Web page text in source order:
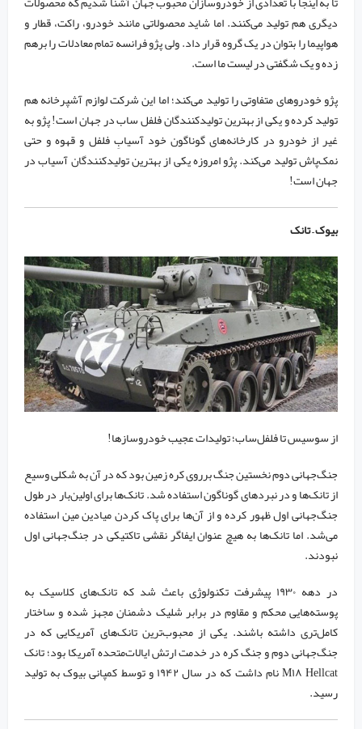
دیگری هم تولید می‌کنند. اما شاید محصولاتی مانند خودرو، راکت، قطار و
هواپیما را بتوان در یک گروه قرار داد. ولی پژو فرانسه تمام معادلات را برهم
زده و یک شگفتی در لیست ما است.
پژو خودرو‌های متفاوتی را تولید می‌کند؛ اما این شرکت لوازم آشپرخانه هم
تولید کرده و یکی از بهترین تولیدکنندگان فلفل ساب در جهان است! پژو به
غیر از خودرو در کارخانه‌های گوناگون خود آسیابِ فلفل و قهوه و حتی
نمک‌پاش تولید می‌کند. پژو امروزه یکی از بهترین تولیدکنندگان آسیاب در
جهان است!
بیوک – تانک
از سوسیس تا فلفل‌ساب؛ تولیدات عجیب خودروسازها!
جنگ‌جهانی دوم نخستین جنگ برروی کره زمین بود که در آن به شکلی وسیع
از تانک‌ها و در نبرد‌های گوناگون استفاده شد. تانک‌ها برای اولین‌بار در طول
جنگ‌جهانی اول ظهور کرده و از آن‌ها برای پاک کردن میادین مین استفاده
می‌شد. اما تانک‌ها به هیچ عنوان ایفاگر نقشی تاکتیکی در جنگ‌جهانی اول
نبودند.
در دهه ۱۹۳۰ پیشرفت تکنولوژی باعث شد که تانک‌های کلاسیک به
پوسته‌هایی محکم و مقاوم در برابر شلیک دشمنان مجهز شده و ساختار
کامل‌تری داشته باشند. یکی از محبوب‌ترین تانک‌های آمریکایی که در
جنگ‌جهانی دوم و جنگ کره در خدمت ارتش ایالات‌متحده آمریکا بود؛ تانک
M۱۸ Hellcat نام داشت که در سال ۱۹۴۲ و توسط کمپانی بیوک به تولید
رسید.